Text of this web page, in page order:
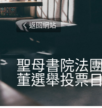
返回網站
聖母書院法
董選舉投票